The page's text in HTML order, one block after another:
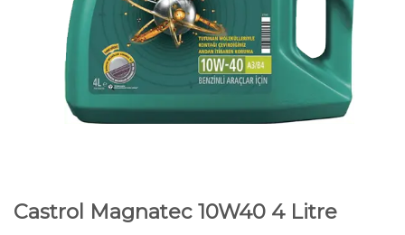
Castrol Magnatec 10W40 4 Litre